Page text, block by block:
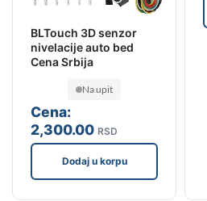
BLTouch 3D senzor
nivelacije auto bed
Cena Srbija
Cena:
2,300.00 RSD
Na upit
Dodaj u korpu